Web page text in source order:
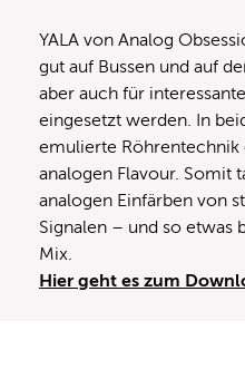
YALA von Analog
gut auf Bussen und auf
aber auch für
eingesetzt werden. In
emulierte
analogen Flavour. Somit
analogen Einfärben von
Signalen – und so etwas
Mix.
Hier geht es zum